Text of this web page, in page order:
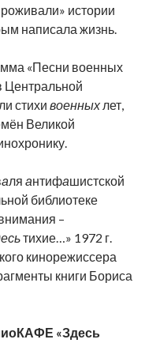
истории
написала жизнь.
«Песни военных
Центральной
стихи военныхлет,
Великой
аля антифашистской
библиотеке
–
тихие…» 1972 г.
кинорежиссера
книги Бориса
«Здесь